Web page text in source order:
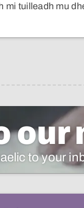
mi tuilleadh mu
to your